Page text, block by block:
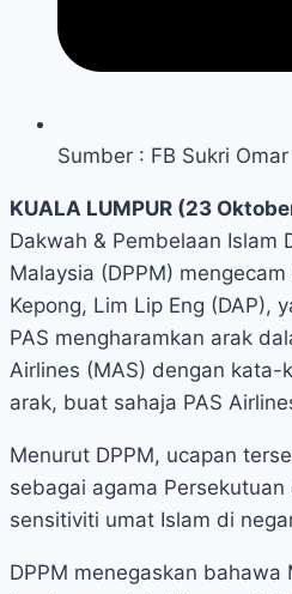
Sumber : FB Sukri Omar
KUALA LUMPUR (23
Dakwah & Pembelaan Islam
Malaysia (DPPM)
Kepong, Lim Lip Eng (DAP),
PAS mengharamkan arak
Airlines (MAS) dengan kata-
arak, buat sahaja PAS
Menurut DPPM, ucapan
sebagai agama
sensitiviti umat Islam di
DPPM menegaskan bahawa